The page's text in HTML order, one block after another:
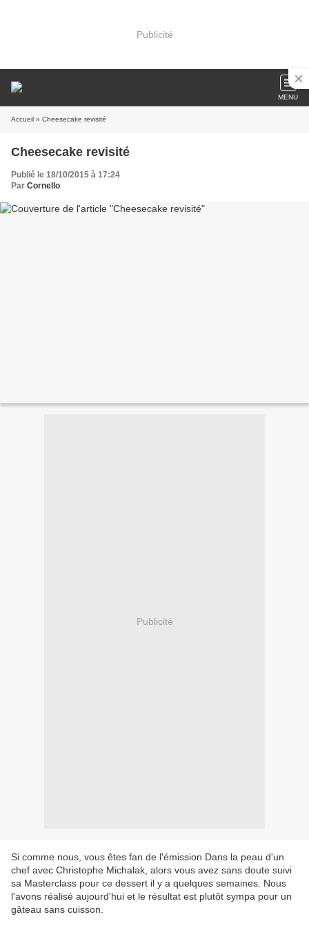
Publicité
MENU
Accueil » Cheesecake revisité
Cheesecake revisité
Publié le 18/10/2015 à 17:24
Par Cornello
Publicité
Si comme nous, vous êtes fan de l'émission Dans la peau d'un
chef avec Christophe Michalak, alors vous avez sans doute suivi
sa Masterclass pour ce dessert il y a quelques semaines. Nous
l'avons réalisé aujourd'hui et le résultat est plutôt sympa pour un
gâteau sans cuisson.